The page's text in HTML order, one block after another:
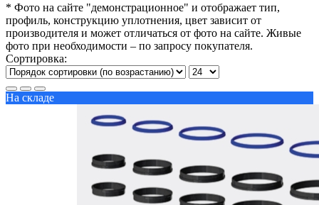
* Фото на сайте "демонстрационное" и отображает тип,
профиль, конструкцию уплотнения, цвет зависит от
производителя и может отличаться от фото на сайте. Живые
фото при необходимости – по запросу покупателя.
Сортировка:
На складе